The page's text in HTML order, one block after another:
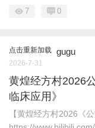
7 0
点击重新加载 gugu
2026-7-31
黄煌经方村2026
临床应用》
【黄煌经方村2026《